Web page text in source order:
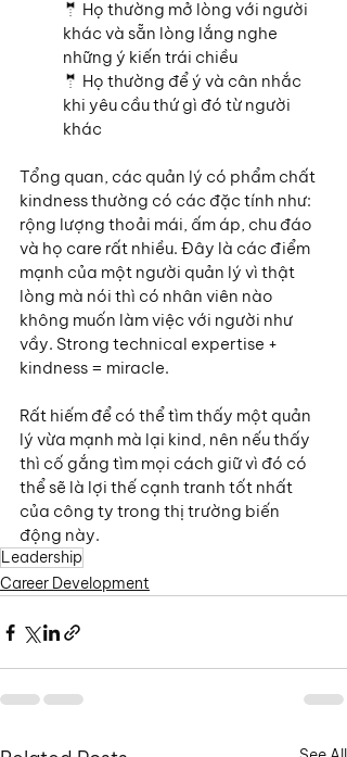
🤵 Họ thường mở lòng với người
khác và sẵn lòng lắng nghe
những ý kiến trái chiều
🤵 Họ thường để ý và cân nhắc
khi yêu cầu thứ gì đó từ người
khác
Tổng quan, các quản lý có phẩm chất
kindness thường có các đặc tính như:
rộng lượng thoải mái, ấm áp, chu đáo
và họ care rất nhiều. Đây là các điểm
mạnh của một người quản lý vì thật
lòng mà nói thì có nhân viên nào
không muốn làm việc với người như
vầy. Strong technical expertise +
kindness = miracle.
Rất hiếm để có thể tìm thấy một quản
lý vừa mạnh mà lại kind, nên nếu thấy
thì cố gắng tìm mọi cách giữ vì đó có
thể sẽ là lợi thế cạnh tranh tốt nhất
của công ty trong thị trường biến
động này.
Leadership
Career Development